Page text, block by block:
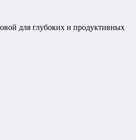
для глубоких и продуктивных